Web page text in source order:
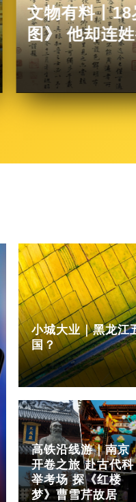
文物有料丨
图》 他却连
小城大业｜黑龙江
国？
高铁沿线游｜南京
开卷之旅 赴古代科
举考场 探《红楼
梦》曹雪芹故居